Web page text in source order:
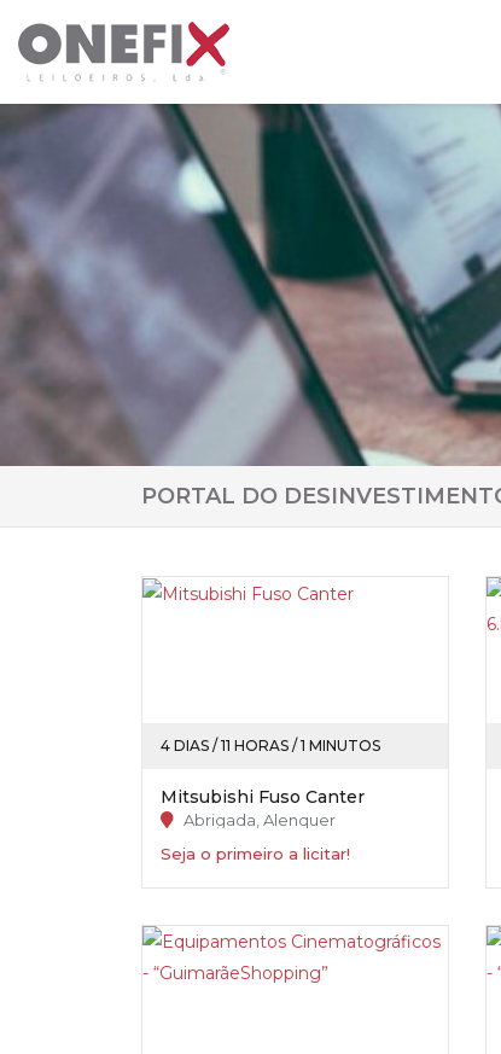
PORTAL DO
4 DIAS / 11 HORAS / 1 MINUTOS
Mitsubishi Fuso Canter
Abrigada, Alenquer
Seja o primeiro a licitar!